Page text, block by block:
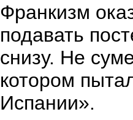
Франкизм
подавать
снизу. Не
котором
Испании».